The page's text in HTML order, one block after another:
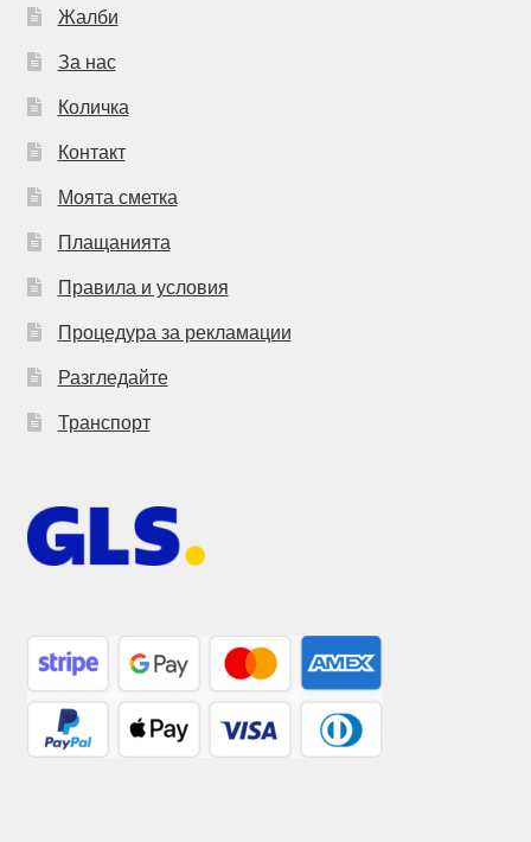
Жалби
За нас
Количка
Контакт
Моята сметка
Плащанията
Правила и условия
Процедура за рекламации
Разгледайте
Транспорт